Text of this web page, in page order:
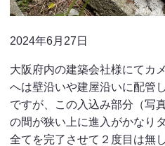
2024年6月27日
大阪府内の建築会社様にてカ
へは壁沿いや建屋沿いに配管
ですが、この入込み部分（写
の間が狭い上に進入がかなり
全てを完了させて２度目は無